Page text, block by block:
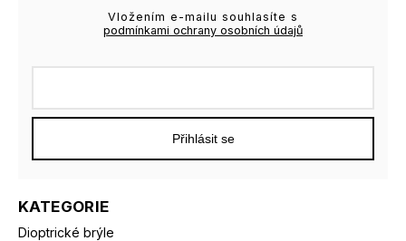
KATEGORIE
Dioptrické brýle
Vložením e-mailu souhlasíte s
podmínkami ochrany osobních údajů
Přihlásit se